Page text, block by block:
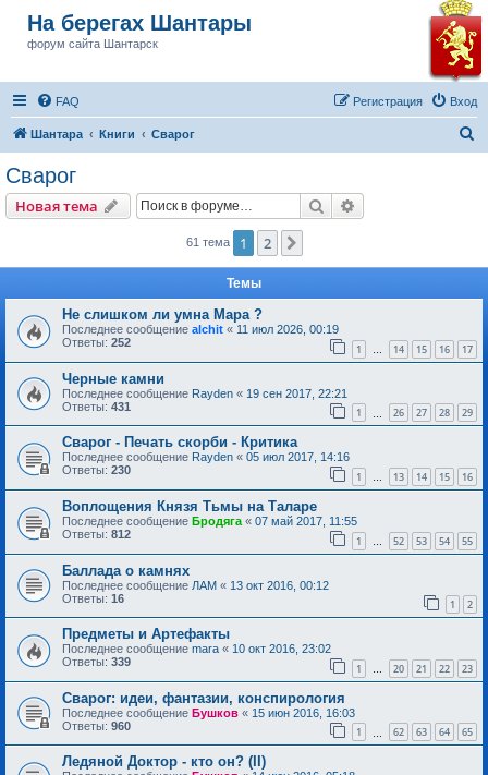
На берегах Шантары
форум сайта Шантарск
FAQ Вход
Регистрация
Шантара Книги Сварог
Сварог
Новая тема Поиск
61 тема 1 2
Темы
Не слишком ли умна Мара ?
Последнее сообщение alchit « 11 июл 2026, 00:19
Ответы: 252 1 … 14 15 16 17
Черные камни
Последнее сообщение Rayden « 19 сен 2017, 22:21
Ответы: 431 1 26 27 28 29
Сварог - Печать скорби - Критика
Последнее сообщение Rayden « 05 июл 2017, 14:16
Ответы: 230 1 … 13 14 15 16
Воплощения Князя Тьмы на Таларе
Последнее сообщение Бродяга « 07 май 2017, 11:55
Ответы: 812 1 … 52 53 54 55
Баллада о камнях
Последнее сообщение ЛАМ « 13 окт 2016, 00:12
Ответы: 16 1 2
Предметы и Артефакты
Последнее сообщение mara « 10 окт 2016, 23:02
Ответы: 339 1 … 20 21 22 23
Сварог: идеи, фантазии, конспирология
Последнее сообщение Бушков « 15 июн 2016, 16:03
Ответы: 960 1 62 63 64 65
Ледяной Доктор - кто он? (II)